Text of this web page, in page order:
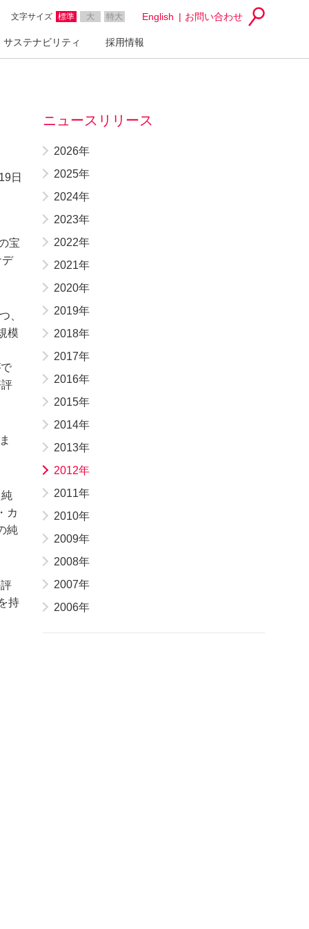
文字サイズ 標準 大 特大 English お問い合わせ
サステナビリティ 採用情報
日
宝
、
模
カ
純
持
ニュースリリース
2026年
2025年
2024年
2023年
2022年
2021年
2020年
2019年
2018年
2017年
2016年
2015年
2014年
2013年
2012年
2011年
2010年
2009年
2008年
2007年
2006年